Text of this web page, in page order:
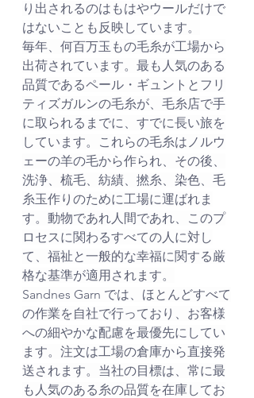
り出されるのはもはやウールだけで
はないことも反映しています。
毎年、何百万玉もの毛糸が工場から
出荷されています。最も人気のある
品質であるペール・ギュントとフリ
ティズガルンの毛糸が、毛糸店で手
に取られるまでに、すでに長い旅を
しています。これらの毛糸はノルウ
ェーの羊の毛から作られ、その後、
洗浄、梳毛、紡績、撚糸、染色、毛
糸玉作りのために工場に運ばれま
す。動物であれ人間であれ、このプ
ロセスに関わるすべての人に対し
て、福祉と一般的な幸福に関する厳
格な基準が適用されます。
Sandnes Garn では、ほとんどすべて
の作業を自社で行っており、お客様
への細やかな配慮を最優先にしてい
ます。注文は工場の倉庫から直接発
送されます。当社の目標は、常に最
も人気のある糸の品質を在庫してお